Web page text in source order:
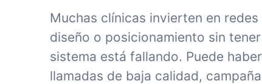
Muchas clínicas invierten en
diseño o posicionamiento sin
sistema está fallando. Puede
llamadas de baja calidad,